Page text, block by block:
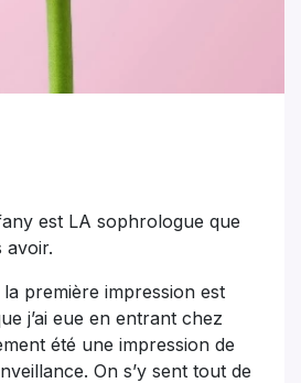
est LA sophrologue que
avoir.
première impression est
j’ai eue en entrant chez
été une impression de
On s’y sent tout de